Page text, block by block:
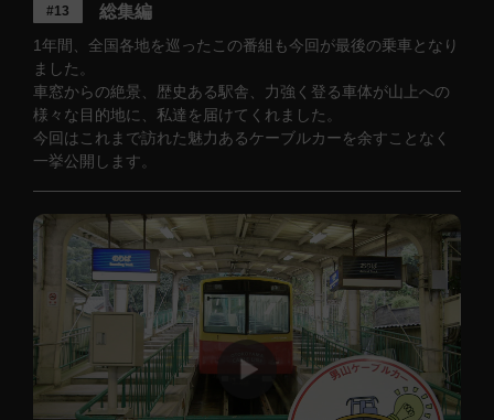
#13 総集編
1年間、全国各地を巡ったこの番組も今回が最後の乗車となり
ました。
車窓からの絶景、歴史ある駅舎、力強く登る車体が山上への
様々な目的地に、私達を届けてくれました。
今回はこれまで訪れた魅力あるケーブルカーを余すことなく
一挙公開します。